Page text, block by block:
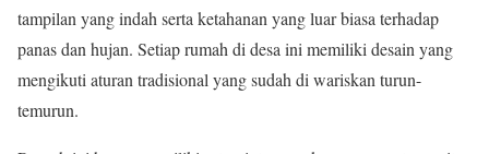
tampilan yang indah serta ketahanan yang luar biasa terhadap
panas dan hujan. Setiap rumah di desa ini memiliki desain yang
mengikuti aturan tradisional yang sudah di wariskan turun-
temurun.